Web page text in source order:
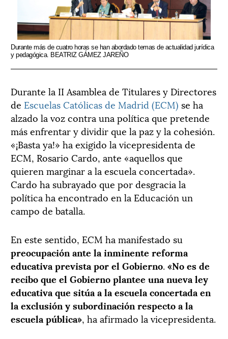
Durante más de cuatro horas se han abordado temas de actualidad jurídica
y pedagógica. BEATRIZ GÁMEZ JAREÑO
Durante la II Asamblea de Titulares y Directores
de Escuelas Católicas de Madrid (ECM) se ha
alzado la voz contra una política que pretende
más enfrentar y dividir que la paz y la cohesión.
«¡Basta ya!» ha exigido la vicepresidenta de
ECM, Rosario Cardo, ante «aquellos que
quieren marginar a la escuela concertada».
Cardo ha subrayado que por desgracia la
política ha encontrado en la Educación un
campo de batalla.
En este sentido, ECM ha manifestado su
preocupación ante la inminente reforma
educativa prevista por el Gobierno.«No es de
recibo que el Gobierno plantee una nueva ley
educativa que sitúa a la escuela concertada en
la exclusión y subordinación respecto a la
escuela pública», ha afirmado la vicepresidenta.